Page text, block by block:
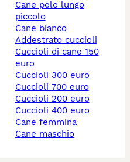
cane pelo lungo
piccolo
cane bianco
addestrato cuccioli
cuccioli di cane 150
euro
cuccioli 300 euro
cuccioli 700 euro
cuccioli 200 euro
cuccioli 400 euro
cane femmina
cane maschio